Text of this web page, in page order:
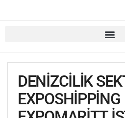
DENİZCİLİK
EXPOSHİPPİNG